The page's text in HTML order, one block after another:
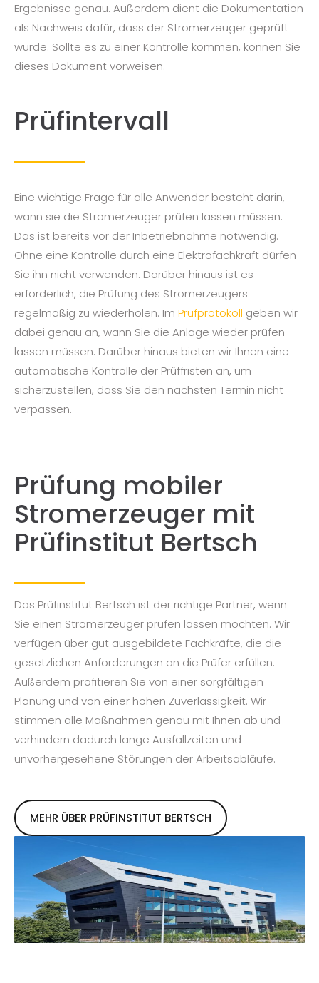
Ergebnisse genau. Außerdem dient die Dokumentation
als Nachweis dafür, dass der Stromerzeuger geprüft
wurde. Sollte es zu einer Kontrolle kommen, können Sie
dieses Dokument vorweisen.
Prüfintervall
Eine wichtige Frage für alle Anwender besteht darin,
wann sie die Stromerzeuger prüfen lassen müssen.
Das ist bereits vor der Inbetriebnahme notwendig.
Ohne eine Kontrolle durch eine Elektrofachkraft dürfen
Sie ihn nicht verwenden. Darüber hinaus ist es
erforderlich, die Prüfung des Stromerzeugers
regelmäßig zu wiederholen. Im Prüfprotokoll geben wir
dabei genau an, wann Sie die Anlage wieder prüfen
lassen müssen. Darüber hinaus bieten wir Ihnen eine
automatische Kontrolle der Prüffristen an, um
sicherzustellen, dass Sie den nächsten Termin nicht
verpassen.
Prüfung mobiler
Stromerzeuger mit
Prüfinstitut Bertsch
Das Prüfinstitut Bertsch ist der richtige Partner, wenn
Sie einen Stromerzeuger prüfen lassen möchten. Wir
verfügen über gut ausgebildete Fachkräfte, die die
gesetzlichen Anforderungen an die Prüfer erfüllen.
Außerdem profitieren Sie von einer sorgfältigen
Planung und von einer hohen Zuverlässigkeit. Wir
stimmen alle Maßnahmen genau mit Ihnen ab und
verhindern dadurch lange Ausfallzeiten und
unvorhergesehene Störungen der Arbeitsabläufe.
MEHR ÜBER PRÜFINSTITUT BERTSCH